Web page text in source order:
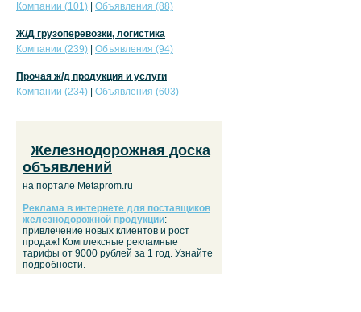
Компании (101)
Объявления (88)
Ж/Д грузоперевозки, логистика
Компании (239)
Объявления (94)
Прочая ж/д продукция и услуги
Компании (234)
Объявления (603)
Железнодорожная доска
объявлений
на портале Metaprom.ru
Реклама в интернете для поставщиков
железнодорожной продукции:
привлечение новых клиентов и рост
продаж! Комплексные рекламные
тарифы от 9000 рублей за 1 год. Узнайте
подробности.